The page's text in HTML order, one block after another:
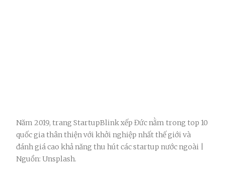
Năm 2019, trang StartupBlink xếp Đức nằm trong top 10
quốc gia thân thiện với khởi nghiệp nhất thế giới và
đánh giá cao khả năng thu hút các startup nước ngoài |
Nguồn: Unsplash.